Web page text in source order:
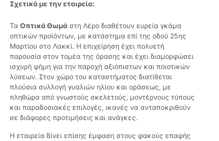
Σχετικά με την εταιρεία:
Τα Οπτικά Θωμά στη Λέρο διαθέτουν ευρεία γκάμα
οπτικών προϊόντων, με κατάστημα επί της οδού 25ης
Μαρτίου στο Λακκί. Η επιχείρηση έχει πολυετή
παρουσία στον τομέα της όρασης και έχει διαμορφώσει
ισχυρή φήμη για την παροχή αξιόπιστων και ποιοτικών
λύσεων. Στον χώρο του καταστήματος διατίθεται
πλούσια συλλογή γυαλιών ηλίου και οράσεως, με
πληθώρα από γνωστούς σκελετούς, μοντέρνους τύπους
και παραδοσιακές επιλογές, ικανές να ανταποκριθούν
σε διάφορες προτιμήσεις και ανάγκες.
Η εταιρεία δίνει επίσης έμφαση στους φακούς επαφής